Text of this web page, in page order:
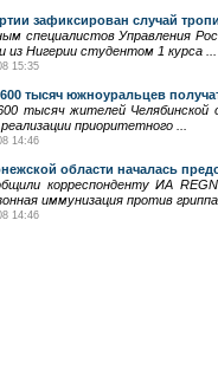
зафиксирован случай
специалистов Управления
из Нигерии студентом 1 курса ...
15:35
тысяч южноуральцев
тысяч жителей Челябинской
приоритетного ...
14:46
области началась
корреспонденту ИА
иммунизация против
14:46